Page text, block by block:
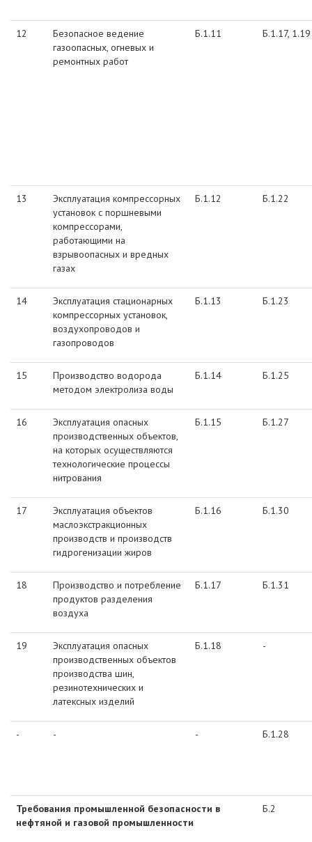
12
Безопасное ведение
газоопасных, огневых и
ремонтных работ
Б.1.11 Б.1.17, 1.19
13
Эксплуатация компрессорных
установок с поршневыми
компрессорами,
работающими на
взрывоопасных и вредных
газах
Б.1.12 Б.1.22
14
Эксплуатация стационарных
компрессорных установок,
воздухопроводов и
газопроводов
Б.1.13 Б.1.23
15
Производство водорода
методом электролиза воды
Б.1.14 Б.1.25
16
Эксплуатация опасных
производственных объектов,
на которых осуществляются
технологические процессы
нитрования
Б.1.15 Б.1.27
17
Эксплуатация объектов
маслоэкстракционных
производств и производств
гидрогенизации жиров
Б.1.16 Б.1.30
18
Производство и потребление
продуктов разделения
воздуха
Б.1.17 Б.1.31
19
Эксплуатация опасных
производственных объектов
производства шин,
резинотехнических и
латексных изделий
Б.1.18 -
- - - Б.1.28
Требования промышленной безопасности в
нефтяной и газовой промышленности
Б.2